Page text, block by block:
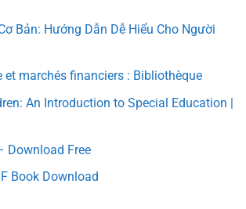
Bản: Hướng Dẫn Dễ Hiểu Cho Người
et marchés financiers : Bibliothèque
An Introduction to Special Education |
Download Free
Book Download